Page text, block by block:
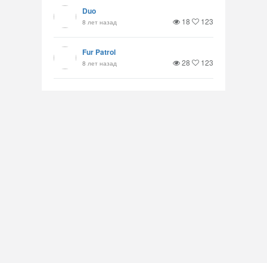
Duo
8 лет назад 18 123
Fur Patrol
8 лет назад 28 123